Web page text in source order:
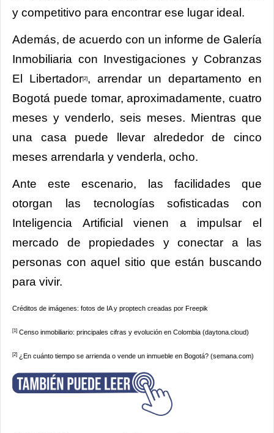
y competitivo para encontrar ese lugar ideal.
Además, de acuerdo con un informe de Galería
Inmobiliaria con Investigaciones y Cobranzas
El Libertador[2], arrendar un departamento en
Bogotá puede tomar, aproximadamente, cuatro
meses y venderlo, seis meses. Mientras que
una casa puede llevar alrededor de cinco
meses arrendarla y venderla, ocho.
Ante este escenario, las facilidades que
otorgan las tecnologías sofisticadas con
Inteligencia Artificial vienen a impulsar el
mercado de propiedades y conectar a las
personas con aquel sitio que están buscando
para vivir.
Créditos de imágenes: fotos de IA y proptech creadas por Freepik
[1] Censo inmobiliario: principales cifras y evolución en Colombia (daytona.cloud)
[2] ¿En cuánto tiempo se arrienda o vende un inmueble en Bogotá? (semana.com)